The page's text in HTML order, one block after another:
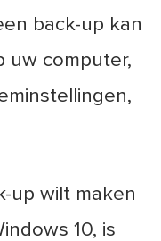
back-up kan
uw computer,
up wilt maken
10, is